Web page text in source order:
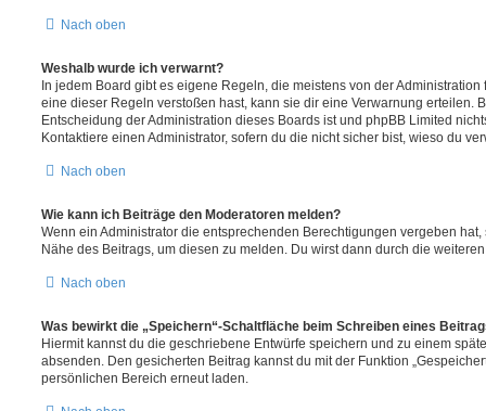
Nach oben
Weshalb wurde ich verwarnt?
In jedem Board gibt es eigene Regeln, die meistens von der
eine dieser Regeln verstoßen hast, kann sie dir eine Verwarnung erteilen.
Entscheidung der Administration dieses Boards ist und phpBB Limited
Kontaktiere einen Administrator, sofern du die nicht sicher bist, wieso du
Nach oben
Wie kann ich Beiträge den Moderatoren melden?
Wenn ein Administrator die entsprechenden Berechtigungen vergeben
Nähe des Beitrags, um diesen zu melden. Du wirst dann durch die
Nach oben
Was bewirkt die „Speichern“-Schaltfläche beim Schreiben eines
Hiermit kannst du die geschriebene Entwürfe speichern und zu einem
absenden. Den gesicherten Beitrag kannst du mit der Funktion
persönlichen Bereich erneut laden.